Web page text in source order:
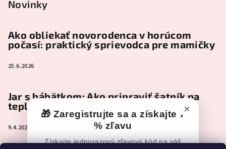
×
🎁 Zaregistrujte sa a získajte 7
% zľavu
Získajte jednorazový zľavový kód na váš
Novinky
Ako obliekať novorodenca v horúcom
počasí: praktický sprievodca pre mamičky
25.6.2026
Jar s bábätkom: Ako pripraviť šatník na
teplejšie dni
9.4.2026